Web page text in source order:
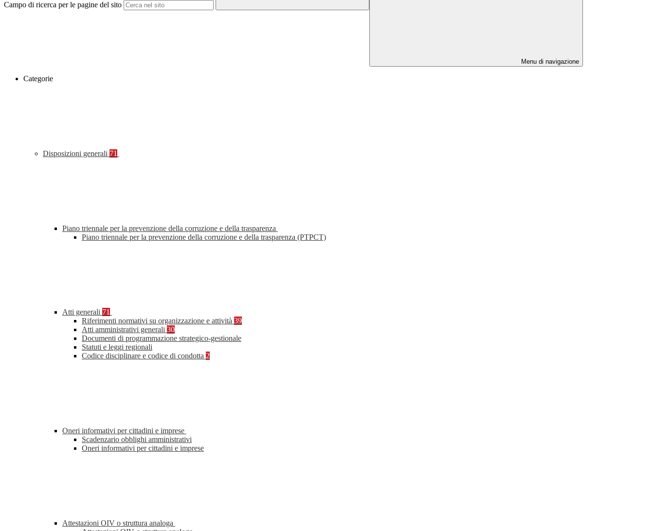
Campo di ricerca per le pagine del sito
Menu di navigazione
Categorie
Disposizioni generali 71
Piano triennale per la prevenzione della corruzione e della trasparenza
Piano triennale per la prevenzione della corruzione e della trasparenza (PTPCT)
Atti generali 71
Riferimenti normativi su organizzazione e attività 39
Atti amministrativi generali 30
Documenti di programmazione strategico-gestionale
Statuti e leggi regionali
Codice disciplinare e codice di condotta 2
Oneri informativi per cittadini e imprese
Scadenzario obblighi amministrativi
Oneri informativi per cittadini e imprese
Attestazioni OIV o struttura analoga